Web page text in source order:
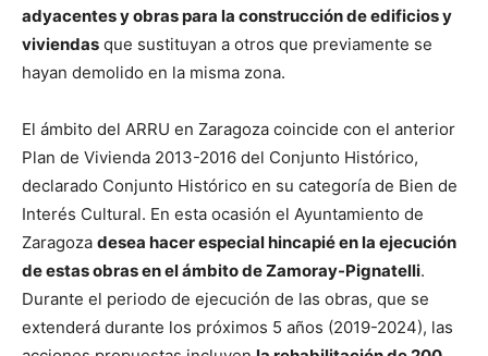
adyacentes y obras para la construcción de edificios y
viviendas que sustituyan a otros que previamente se
hayan demolido en la misma zona.
El ámbito del ARRU en Zaragoza coincide con el anterior
Plan de Vivienda 2013-2016 del Conjunto Histórico,
declarado Conjunto Histórico en su categoría de Bien de
Interés Cultural. En esta ocasión el Ayuntamiento de
Zaragoza desea hacer especial hincapié en la ejecución
de estas obras en el ámbito de Zamoray-Pignatelli.
Durante el periodo de ejecución de las obras, que se
extenderá durante los próximos 5 años (2019-2024), las